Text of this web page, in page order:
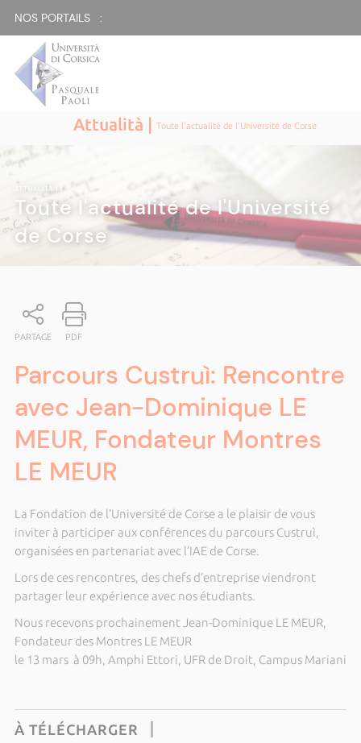
NOS PORTAILS :
Attualità |Toute l'actualité de l'Université de Corse
ATTUALITÀ|
Toute l'actualité de l'Université
de Corse
PARTAGE PDF
Parcours Custruì: Rencontre
avec Jean-Dominique LE
MEUR, Fondateur Montres
LE MEUR
La Fondation de l’Université de Corse a le plaisir de vous
inviter à participer aux conférences du parcours Custruì,
organisées en partenariat avec l’IAE de Corse.
Lors de ces rencontres, des chefs d’entreprise viendront
partager leur expérience avec nos étudiants.
Nous recevons prochainement Jean-Dominique LE MEUR,
Fondateur des Montres LE MEUR
le 13 mars à 09h, Amphi Ettori, UFR de Droit, Campus Mariani
À TÉLÉCHARGER